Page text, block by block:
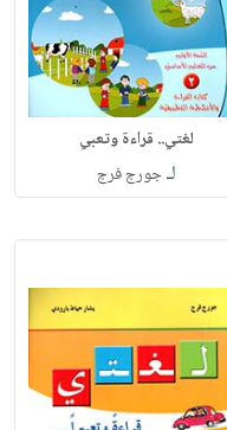
لغتي.. قراءة وتعبي
لـجورج فرج